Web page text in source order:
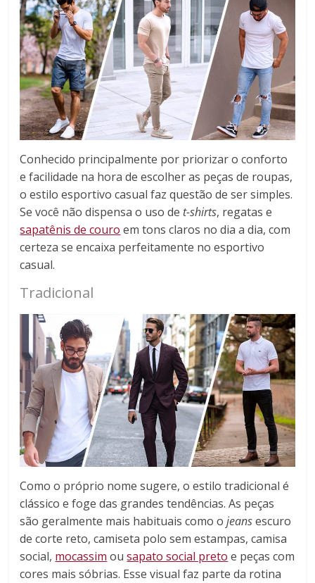
Conhecido principalmente por priorizar o conforto
e facilidade na hora de escolher as peças de roupas,
o estilo esportivo casual faz questão de ser simples.
Se você não dispensa o uso de t-shirts, regatas e
sapatênis de couro em tons claros no dia a dia, com
certeza se encaixa perfeitamente no esportivo
casual.
Tradicional
Como o próprio nome sugere, o estilo tradicional é
clássico e foge das grandes tendências. As peças
são geralmente mais habituais como ojeansescuro
de corte reto, camiseta polo sem estampas, camisa
social, mocassim ousapato social preto e peças com
cores mais sóbrias. Esse visual faz parte da rotina